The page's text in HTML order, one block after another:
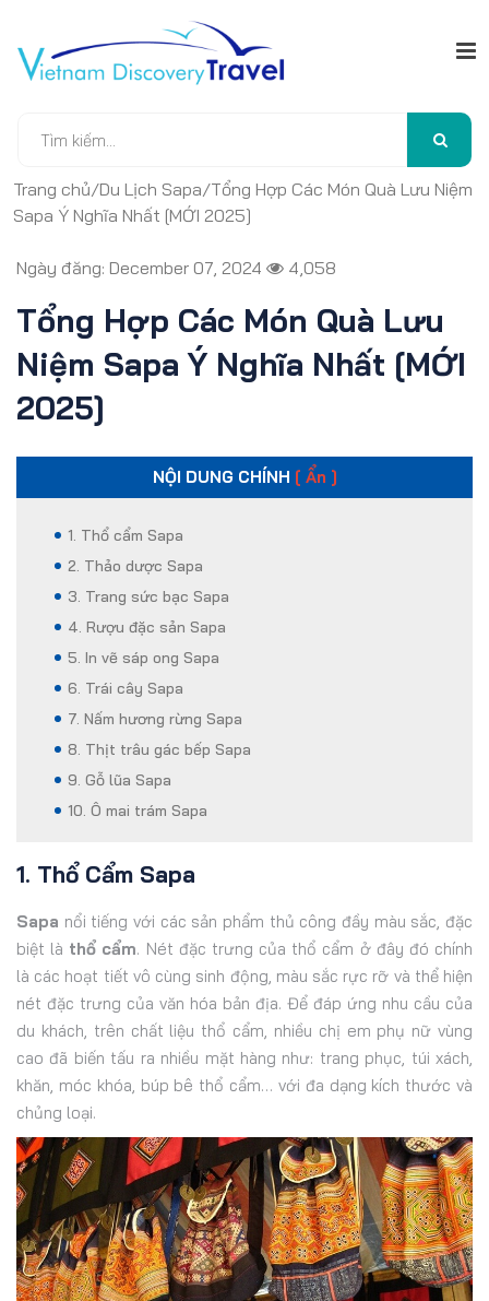
Trang chủ/Du Lịch Sapa/Tổng Hợp Các Món Quà Lưu Niệm
Sapa Ý Nghĩa Nhất [MỚI 2025]
Ngày đăng: December 07, 2024 4,058
Tổng Hợp Các Món Quà Lưu
Niệm Sapa Ý Nghĩa Nhất [MỚI
2025]
NỘI DUNG CHÍNH [ Ẩn ]
1. Thổ cẩm Sapa
2. Thảo dược Sapa
3. Trang sức bạc Sapa
4. Rượu đặc sản Sapa
5. In vẽ sáp ong Sapa
6. Trái cây Sapa
7. Nấm hương rừng Sapa
8. Thịt trâu gác bếp Sapa
9. Gỗ lũa Sapa
10. Ô mai trám Sapa
1. Thổ Cẩm Sapa
Sapa nổi tiếng với các sản phẩm thủ công đầy màu sắc, đặc
biệt là thổ cẩm. Nét đặc trưng của thổ cẩm ở đây đó chính
là các hoạt tiết vô cùng sinh động, màu sắc rực rỡ và thể hiện
nét đặc trưng của văn hóa bản địa. Để đáp ứng nhu cầu của
du khách, trên chất liệu thổ cẩm, nhiều chị em phụ nữ vùng
cao đã biến tấu ra nhiều mặt hàng như: trang phục, túi xách,
khăn, móc khóa, búp bê thổ cẩm… với đa dạng kích thước và
chủng loại.